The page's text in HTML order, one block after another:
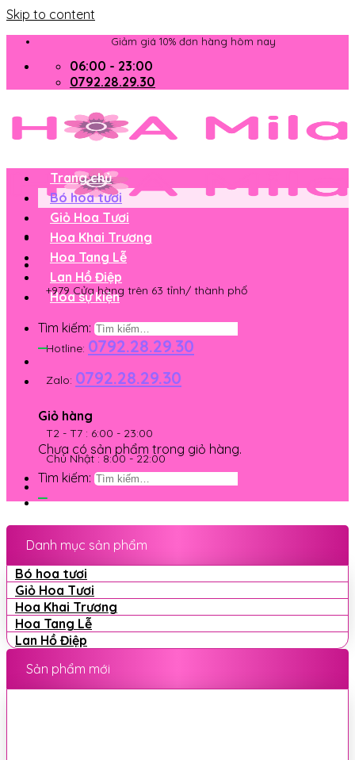
Skip to content
Giảm giá 10% đơn hàng hôm nay
06:00 - 23:00
0792.28.29.30
+979 Cửa hàng trên 63 tỉnh/ thành phố
Hotline: 0792.28.29.30
Zalo: 0792.28.29.30
T2 - T7 : 6:00 - 23:00
Chủ Nhật : 8:00 - 22:00
Trang chủ
Bó hoa tươi
Giỏ Hoa Tươi
Hoa Khai Trương
Hoa Tang Lễ
Lan Hồ Điệp
Hoa sự kiện
Tìm kiếm:
Giỏ hàng
Chưa có sản phẩm trong giỏ hàng.
Tìm kiếm:
Danh mục sản phẩm
Bó hoa tươi
Giỏ Hoa Tươi
Hoa Khai Trương
Hoa Tang Lễ
Lan Hồ Điệp
Sản phẩm mới